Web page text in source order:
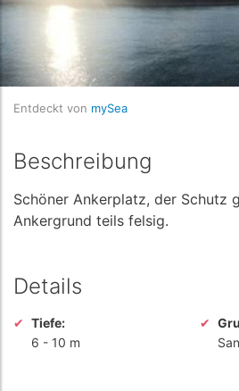
Entdeckt von mySea
Beschreibung
Schöner Ankerplatz, der Schutz
Ankergrund teils felsig.
Details
Tiefe:
6 - 10 m